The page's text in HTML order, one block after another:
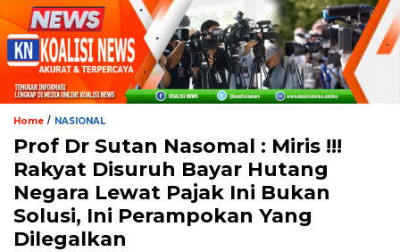
Home / NASIONAL
Prof Dr Sutan Nasomal : Miris !!!
Rakyat Disuruh Bayar Hutang
Negara Lewat Pajak Ini Bukan
Solusi, Ini Perampokan Yang
Dilegalkan